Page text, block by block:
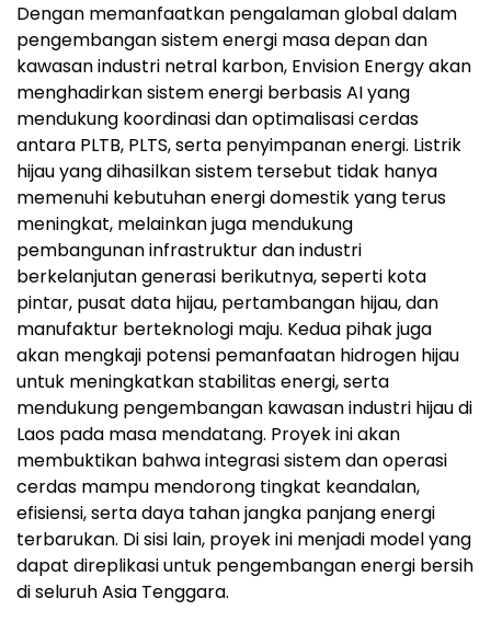
Dengan memanfaatkan pengalaman global dalam
pengembangan sistem energi masa depan dan
kawasan industri netral karbon, Envision Energy akan
menghadirkan sistem energi berbasis AI yang
mendukung koordinasi dan optimalisasi cerdas
antara PLTB, PLTS, serta penyimpanan energi. Listrik
hijau yang dihasilkan sistem tersebut tidak hanya
memenuhi kebutuhan energi domestik yang terus
meningkat, melainkan juga mendukung
pembangunan infrastruktur dan industri
berkelanjutan generasi berikutnya, seperti kota
pintar, pusat data hijau, pertambangan hijau, dan
manufaktur berteknologi maju. Kedua pihak juga
akan mengkaji potensi pemanfaatan hidrogen hijau
untuk meningkatkan stabilitas energi, serta
mendukung pengembangan kawasan industri hijau di
Laos pada masa mendatang. Proyek ini akan
membuktikan bahwa integrasi sistem dan operasi
cerdas mampu mendorong tingkat keandalan,
efisiensi, serta daya tahan jangka panjang energi
terbarukan. Di sisi lain, proyek ini menjadi model yang
dapat direplikasi untuk pengembangan energi bersih
di seluruh Asia Tenggara.